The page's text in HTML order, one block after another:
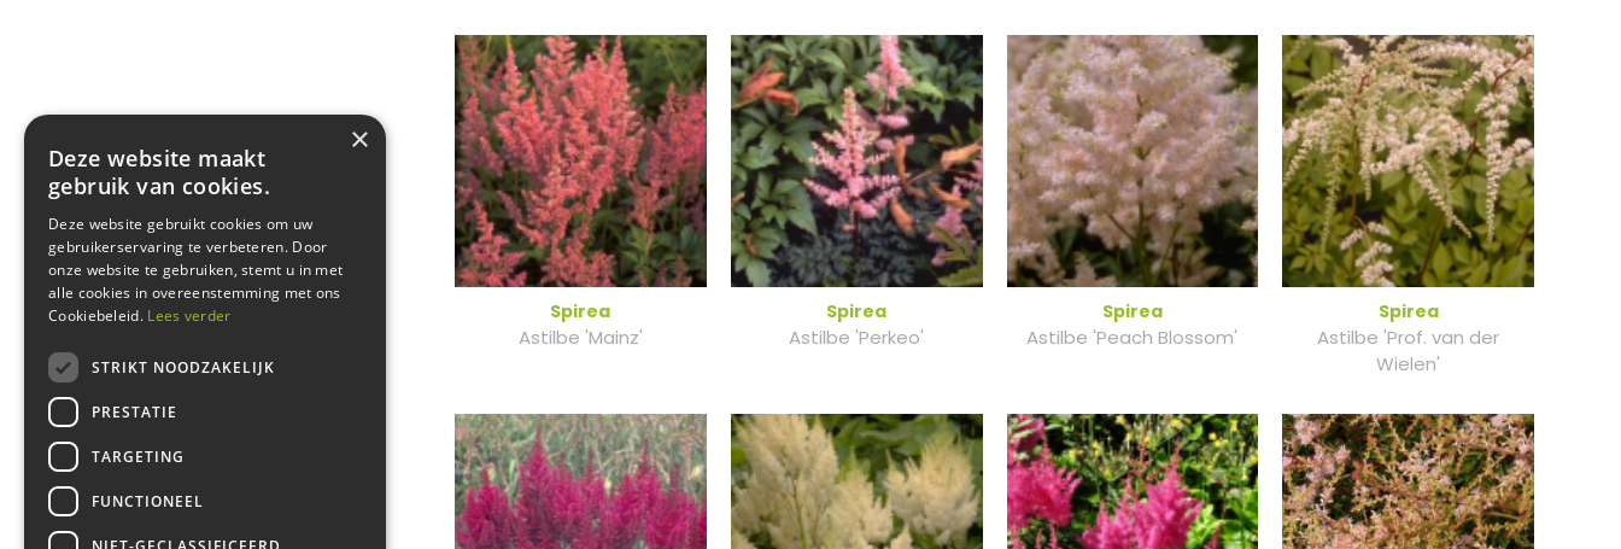
Spirea
Astilbe 'Mainz'
Spirea
Astilbe 'Perkeo'
Spirea
Astilbe 'Peach Blossom'
Spirea
Astilbe 'Prof. van der
Wielen'
×
Deze website maakt
gebruik van cookies.
Deze website gebruikt cookies om uw
gebruikerservaring te verbeteren. Door
onze website te gebruiken, stemt u in met
alle cookies in overeenstemming met ons
Cookiebeleid. Lees verder
STRIKT NOODZAKELIJK
PRESTATIE
TARGETING
FUNCTIONEEL